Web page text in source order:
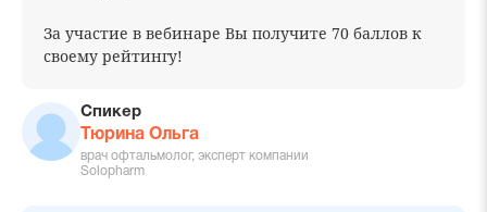
За участие в вебинаре Вы получите 70 баллов к
своему рейтингу!
Спикер
Тюрина Ольга
врач офтальмолог, эксперт компании
Solopharm